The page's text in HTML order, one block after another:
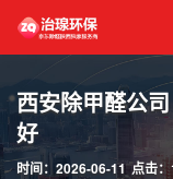
西安除甲醛公
好
时间：2026-06-11 点击